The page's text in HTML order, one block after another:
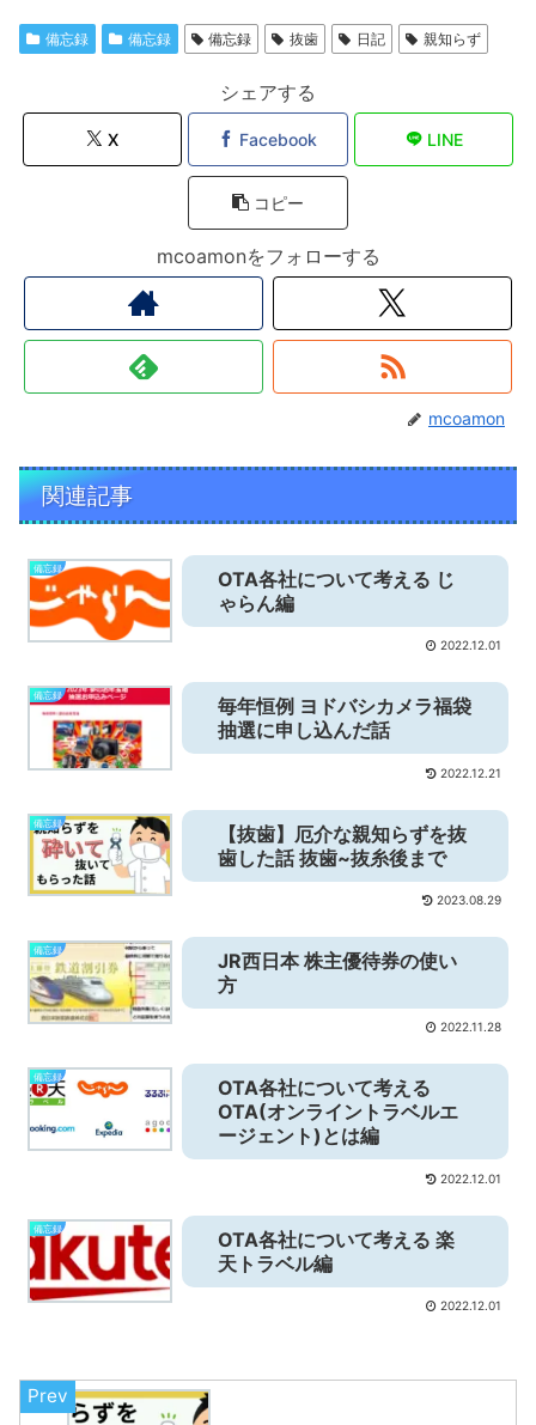
備忘録 備忘録 備忘録 抜歯 日記 親知らず
シェアする
X Facebook LINE
コピー
mcoamonをフォローする
mcoamon
関連記事
備忘録
OTA各社について考える じ
ゃらん編
2022.12.01
備忘録
毎年恒例 ヨドバシカメラ福袋
抽選に申し込んだ話
2022.12.21
備忘録
【抜歯】厄介な親知らずを抜
歯した話 抜歯~抜糸後まで
2023.08.29
備忘録
JR西日本 株主優待券の使い
方
2022.11.28
備忘録
OTA各社について考える
OTA(オンライントラベルエ
ージェント)とは編
2022.12.01
備忘録
OTA各社について考える 楽
天トラベル編
2022.12.01